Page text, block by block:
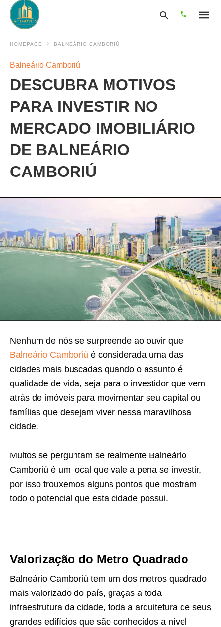
enter:
HOMEPAGE BALNEÁRIO CAMBORIÚ
Balneário Camboriú
DESCUBRA MOTIVOS
PARA INVESTIR NO
MERCADO IMOBILIÁRIO
DE BALNEÁRIO
CAMBORIÚ
Nenhum de nós se surpreende ao ouvir que
Balneário Camboriú é considerada uma das
cidades mais buscadas quando o assunto é
qualidade de vida, seja para o investidor que vem
atrás de imóveis para movimentar seu capital ou
famílias que desejam viver nessa maravilhosa
cidade.
Muitos se perguntam se realmente Balneário
Camboriú é um local que vale a pena se investir,
por isso trouxemos alguns pontos que mostram
todo o potencial que esta cidade possui.
Valorização do Metro Quadrado
Balneário Camboriú tem um dos metros quadrado
mais valorizado do país, graças a toda
infraestrutura da cidade, toda a arquitetura de seus
grandes edifícios que são conhecidos a nível